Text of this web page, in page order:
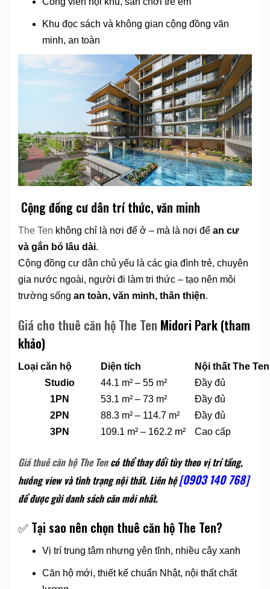
Khu đọc sách và không gian cộng đồng văn
minh, an toàn
Cộng đồng cư dân trí thức, văn minh
The Ten không chỉ là nơi để ở – mà là nơi để an cư
và gắn bó lâu dài.
Cộng đồng cư dân chủ yếu là các gia đình trẻ, chuyên
gia nước ngoài, người đi làm tri thức – tạo nên môi
trường sống an toàn, văn minh, thân thiện.
Giá cho thuê căn hộ The Ten Midori Park (tham
khảo)
Loại căn hộ Diện tích
Nội thất The Ten
Studio
44.1 m² – 55 m²
Đầy đủ
1PN
53.1 m² – 73 m²
Đầy đủ
2PN
88.3 m² – 114.7 m²
Đầy đủ
3PN
109.1 m² – 162.2 m² Cao cấp
Giá thuê căn hộ The Tencó thể thay đổi tùy theo vị trí tầng,
hướng view và tình trạng nội thất. Liên hệ[0903 140 768]
để được gửi danh sách căn mới nhất.
✅ Tại sao nên chọn thuê căn hộ The Ten?
Vị trí trung tâm nhưng yên tĩnh, nhiều cây xanh
Căn hộ mới, thiết kế chuẩn Nhật, nội thất chất